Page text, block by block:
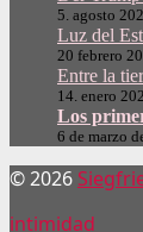
5. agosto
Luz del
20 febrero
Entre la
14. enero
Los
6 de marzo
© 2026
intimidad